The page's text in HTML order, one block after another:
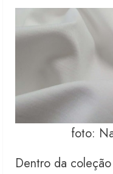
foto:
Dentro da